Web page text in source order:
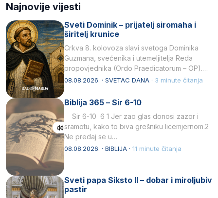
Najnovije vijesti
Sveti Dominik – prijatelj siromaha i
širitelj krunice
Crkva 8. kolovoza slavi svetoga Dominika
Guzmana, svećenika i utemeljitelja Reda
propovjednika (Ordo Praedicatorum – OP).
Svojim životom, dubokom ljubavlju prema
08.08.2026. · SVETAC DANA · 3 minute čitanja
Biblija 365 – Sir 6-10
Sir 6-10 6 1 Jer zao glas donosi zazor i
sramotu, kako to biva grešniku licemjernom.2
Ne predaj se u…
08.08.2026. · BIBLIJA · 11 minute čitanja
Sveti papa Siksto II – dobar i miroljubiv
pastir